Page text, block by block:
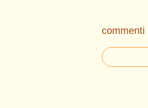
commenti